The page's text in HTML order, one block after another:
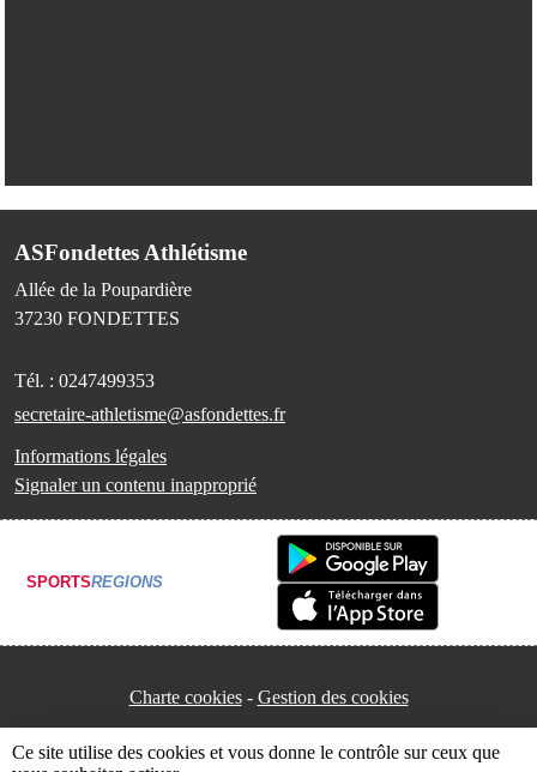
ASFondettes Athlétisme
Allée de la Poupardière
37230 FONDETTES
Tél. : 0247499353
secretaire-athletisme@asfondettes.fr
Informations légales
Signaler un contenu inapproprié
SPORTSREGIONS
Charte cookies Gestion des cookies
Ce site utilise des cookies et vous donne le contrôle sur ceux que